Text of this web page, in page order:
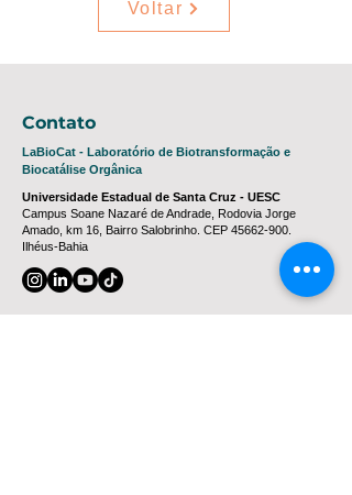
Voltar
Contato
LaBioCat - Laboratório de Biotransformação e
Biocatálise Orgânica
Universidade Estadual de Santa Cruz - UESC
Campus Soane Nazaré de Andrade, Rodovia Jorge
Amado, km 16, Bairro Salobrinho. CEP 45662-900
Ilhéus-Bahia